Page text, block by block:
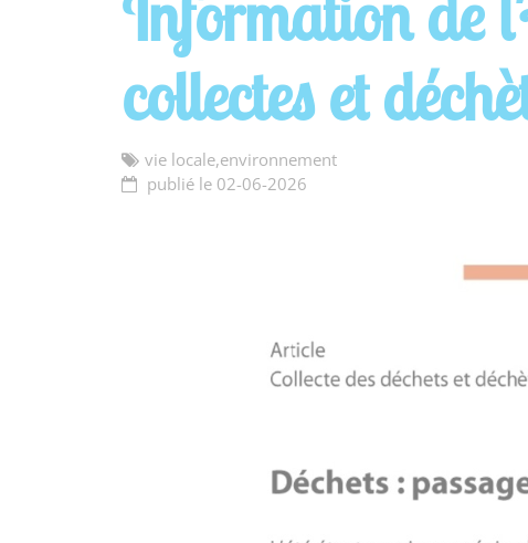
collectes et
vie locale,environnement
publié le 02-06-2026